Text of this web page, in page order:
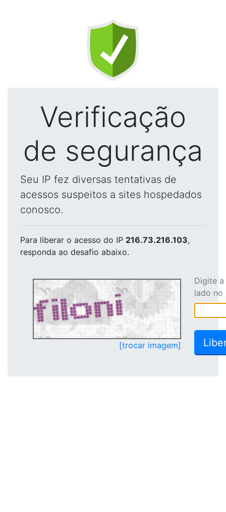
Verificação
de segurança
Seu IP fez diversas tentativas de
acessos suspeitos a sites hospedados
conosco.
Para liberar o acesso do IP 216.73.216.103,
responda ao desafio abaixo.
[trocar imagem]
Digite
lado no